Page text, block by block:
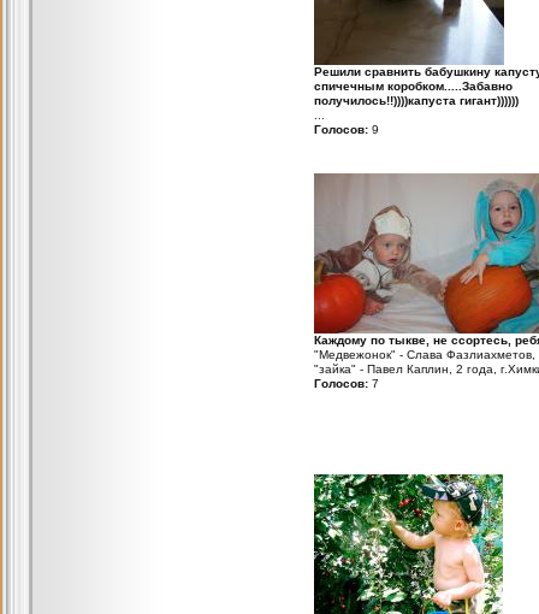
Решили сравнить бабушкину
спичечным коробком.....Забавно
получилось!!))))капуста гигант))))))
Голосов: 9
Каждому по тыкве, не ссортесь,
"Медвежонок" - Слава Фазлиахметов,
"зайка" - Павел Каплин, 2 года,
Голосов: 7